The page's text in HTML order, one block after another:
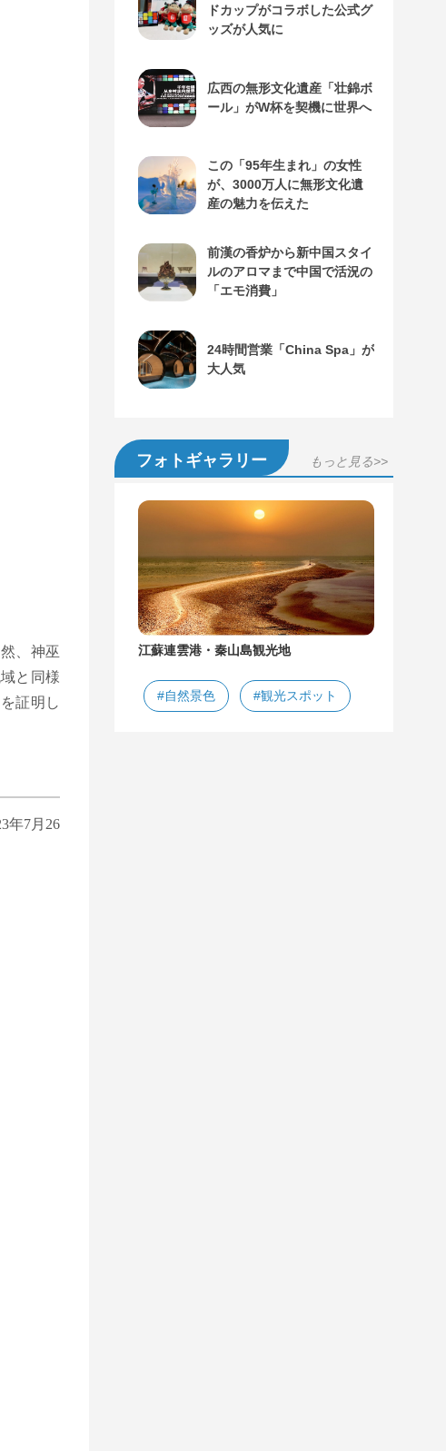
、神巫
と同様
証明し
年7月26
ドカップがコラボした公式グ
ッズが人気に
広西の無形文化遺産「壮錦ボ
ール」がW杯を契機に世界へ
この「95年生まれ」の女性
が、3000万人に無形文化遺
産の魅力を伝えた
前漢の香炉から新中国スタイ
ルのアロマまで中国で活況の
「エモ消費」
24時間営業「China Spa」が
大人気
フォトギャラリー もっと見る>>
江蘇連雲港・秦山島観光地
#自然景色 #観光スポット